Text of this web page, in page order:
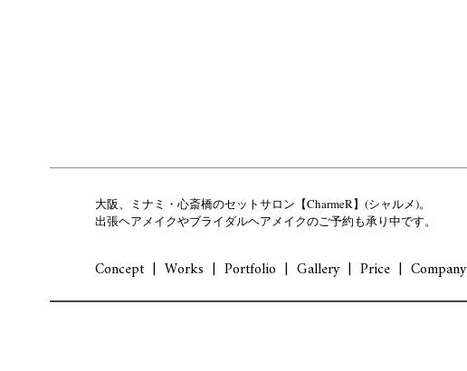
大阪、ミナミ・心斎橋のセットサロン【CharmeR】(シャルメ)。
出張ヘアメイクやブライダルヘアメイクのご予約も承り中です。
Concept Works Portfolio Gallery Price Company